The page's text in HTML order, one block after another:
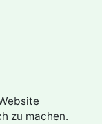
zu machen.